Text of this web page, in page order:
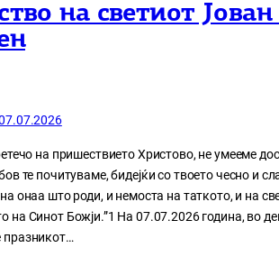
на светиот
на пришествието Христово, не умееме
те почитуваме, бидејќи со твоето чесно и
онаа што роди, и немоста на таткото, и на
на Синот Божји.”1 На 07.07.2026 година, во
празникот…